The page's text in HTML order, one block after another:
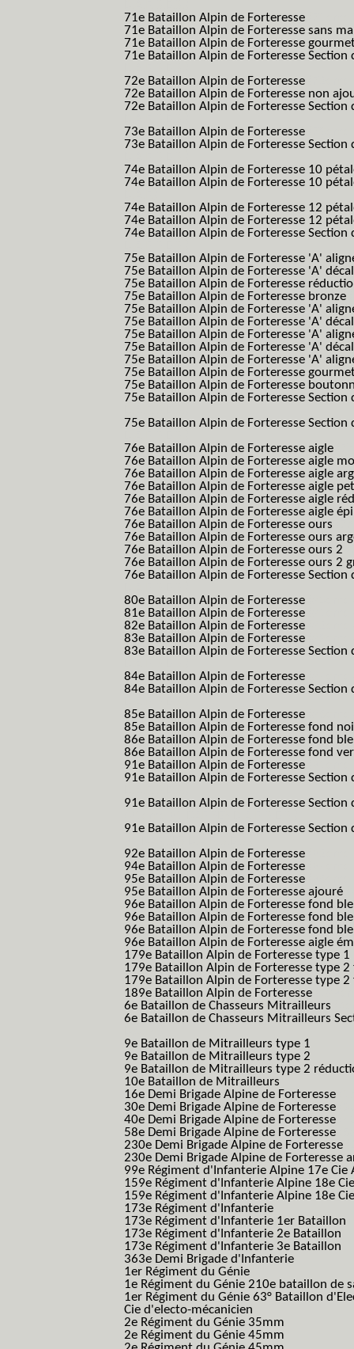
71e Bataillon Alpin de Forteresse
71e Bataillon Alpin de Forteresse sans
71e Bataillon Alpin de Forteresse
71e Bataillon Alpin de Forteresse
72e Bataillon Alpin de Forteresse
72e Bataillon Alpin de Forteresse non
72e Bataillon Alpin de Forteresse
73e Bataillon Alpin de Forteresse
73e Bataillon Alpin de Forteresse
74e Bataillon Alpin de Forteresse 10
74e Bataillon Alpin de Forteresse 10
74e Bataillon Alpin de Forteresse 12
74e Bataillon Alpin de Forteresse 12
74e Bataillon Alpin de Forteresse
75e Bataillon Alpin de Forteresse 'A'
75e Bataillon Alpin de Forteresse 'A'
75e Bataillon Alpin de Forteresse
75e Bataillon Alpin de Forteresse bronze
75e Bataillon Alpin de Forteresse 'A'
75e Bataillon Alpin de Forteresse 'A'
75e Bataillon Alpin de Forteresse 'A'
75e Bataillon Alpin de Forteresse 'A'
75e Bataillon Alpin de Forteresse 'A'
75e Bataillon Alpin de Forteresse
75e Bataillon Alpin de Forteresse
75e Bataillon Alpin de Forteresse
75e Bataillon Alpin de Forteresse
76e Bataillon Alpin de Forteresse aigle
76e Bataillon Alpin de Forteresse aigle
76e Bataillon Alpin de Forteresse aigle
76e Bataillon Alpin de Forteresse aigle
76e Bataillon Alpin de Forteresse aigle
76e Bataillon Alpin de Forteresse aigle
76e Bataillon Alpin de Forteresse ours
76e Bataillon Alpin de Forteresse ours
76e Bataillon Alpin de Forteresse ours 2
76e Bataillon Alpin de Forteresse ours 2
76e Bataillon Alpin de Forteresse
80e Bataillon Alpin de Forteresse
81e Bataillon Alpin de Forteresse
82e Bataillon Alpin de Forteresse
83e Bataillon Alpin de Forteresse
83e Bataillon Alpin de Forteresse
84e Bataillon Alpin de Forteresse
84e Bataillon Alpin de Forteresse
85e Bataillon Alpin de Forteresse
85e Bataillon Alpin de Forteresse fond
86e Bataillon Alpin de Forteresse fond
86e Bataillon Alpin de Forteresse fond
91e Bataillon Alpin de Forteresse
91e Bataillon Alpin de Forteresse
91e Bataillon Alpin de Forteresse
91e Bataillon Alpin de Forteresse
92e Bataillon Alpin de Forteresse
94e Bataillon Alpin de Forteresse
95e Bataillon Alpin de Forteresse
95e Bataillon Alpin de Forteresse ajouré
96e Bataillon Alpin de Forteresse fond
96e Bataillon Alpin de Forteresse fond
96e Bataillon Alpin de Forteresse fond
96e Bataillon Alpin de Forteresse aigle
179e Bataillon Alpin de Forteresse type 1
179e Bataillon Alpin de Forteresse type
179e Bataillon Alpin de Forteresse type
189e Bataillon Alpin de Forteresse
6e Bataillon de Chasseurs Mitrailleurs
6e Bataillon de Chasseurs Mitrailleurs
9e Bataillon de Mitrailleurs type 1
9e Bataillon de Mitrailleurs type 2
9e Bataillon de Mitrailleurs type 2
10e Bataillon de Mitrailleurs
16e Demi Brigade Alpine de Forteresse
30e Demi Brigade Alpine de Forteresse
40e Demi Brigade Alpine de Forteresse
58e Demi Brigade Alpine de Forteresse
230e Demi Brigade Alpine de Forteresse
230e Demi Brigade Alpine de Forteresse
99e Régiment d'Infanterie Alpine 17e
159e Régiment d'Infanterie Alpine 18e
159e Régiment d'Infanterie Alpine 18e
173e Régiment d'Infanterie
173e Régiment d'Infanterie 1er Bataillon
173e Régiment d'Infanterie 2e Bataillon
173e Régiment d'Infanterie 3e Bataillon
363e Demi Brigade d'Infanterie
1er Régiment du Génie
1e Régiment du Génie 210e bataillon de
1er Régiment du Génie 63° Bataillon
Cie d'electo-mécanicien
2e Régiment du Génie 35mm
2e Régiment du Génie 45mm